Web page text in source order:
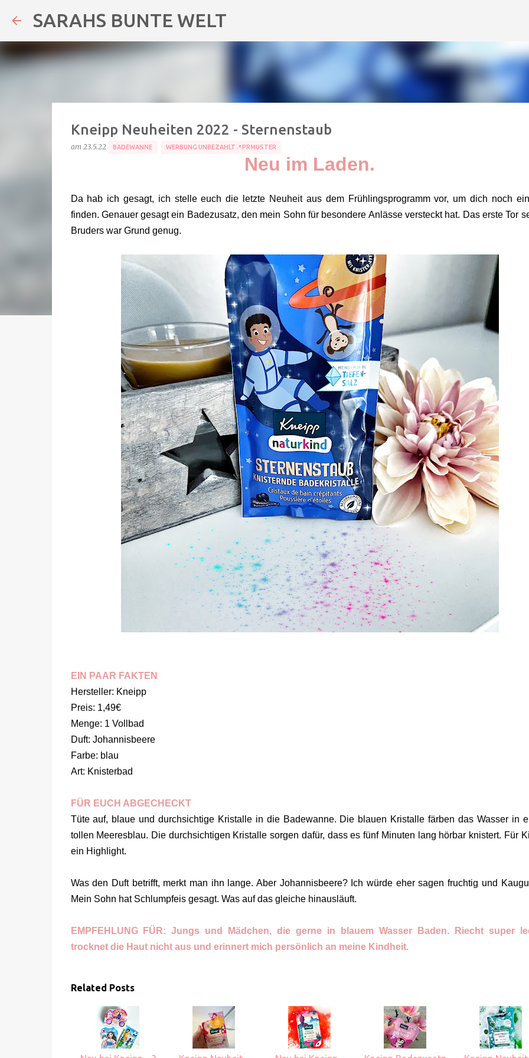
SARAHS BUNTE WELT
Kneipp Neuheiten 2022 - Sternenstaub
am 23.5.22 BADEWANNE WERBUNG UNBEZAHLT📍PRMUSTER
Neu im Laden.
Da hab ich gesagt, ich stelle euch die letzte Neuheit aus dem Frühlingsprogramm vor, um dich noch
finden. Genauer gesagt ein Badezusatz, den mein Sohn für besondere Anlässe versteckt hat. Das erste Tor
Bruders war Grund genug.
EIN PAAR FAKTEN
Hersteller: Kneipp
Preis: 1,49€
Menge: 1 Vollbad
Duft: Johannisbeere
Farbe: blau
Art: Knisterbad
FÜR EUCH ABGECHECKT
Tüte auf, blaue und durchsichtige Kristalle in die Badewanne. Die blauen Kristalle färben das Wasser in
tollen Meeresblau. Die durchsichtigen Kristalle sorgen dafür, dass es fünf Minuten lang hörbar knistert. Für
ein Highlight.
Was den Duft betrifft, merkt man ihn lange. Aber Johannisbeere? Ich würde eher sagen fruchtig und
Mein Sohn hat Schlumpfeis gesagt. Was auf das gleiche hinausläuft.
EMPFEHLUNG FÜR: Jungs und Mädchen, die gerne in blauem Wasser Baden. Riecht super
trocknet die Haut nicht aus und erinnert mich persönlich an meine Kindheit.
Related Posts